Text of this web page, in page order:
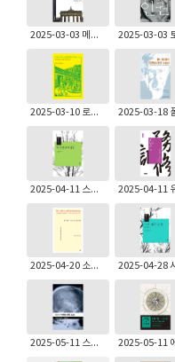
2025-03-03 메리 풀브룩: 분열과 통일의 독일사
2025-03-10 로버트 뱅크스: 1세기 그리스도인의 선교 이야기
2025-04-11 스에키 후미히코 외: 대승불교의 실천 | 시리즈 대승불교 3
2025-04-20 소스타인 베블런: 장인 본능
2025-05-11 스티븐 홀게이트: 헤겔의 『정신현상학』 입문